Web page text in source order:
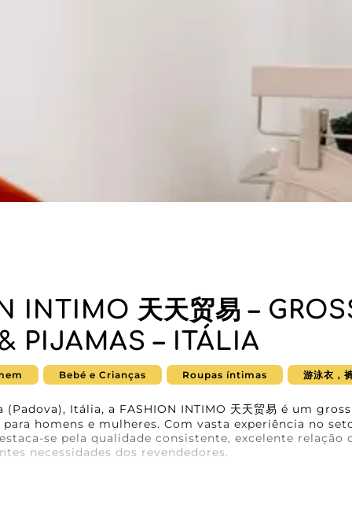
INTIMO 天天贸易 –
PIJAMAS – ITÁLIA
Bebé e Crianças Roupas íntimas 游泳衣，
(Padova), Itália, a FASHION INTIMO 天天贸易 é um
homens e mulheres. Com vasta experiência no
se pela qualidade consistente, excelente
necessidades dos revendedores.